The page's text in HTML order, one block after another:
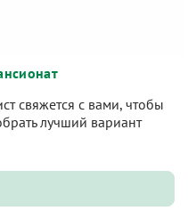
свяжется с вами, чтобы
лучший вариант